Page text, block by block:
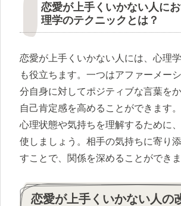
恋愛が上手くいかない人に
理学のテクニックとは？
恋愛が上手くいかない人には、心理
も役立ちます。一つはアファーメー
分自身に対してポジティブな言葉をか
自己肯定感を高めることができます
心理状態や気持ちを理解するために
使しましょう。相手の気持ちに寄り
すことで、関係を深めることができま
恋愛が上手くいかない人の